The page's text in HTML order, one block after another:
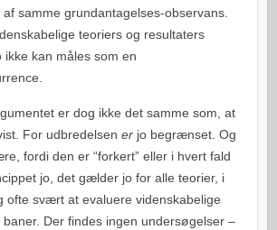
samme grundantagelses-observans.
teoriers og resultaters
kan måles som en
er dog ikke det samme som, at
For udbredelsen erjo begrænset. Og
fordi den er “forkert” eller i hvert fald
jo, det gælder jo for alle teorier, i
ofte svært at evaluere videnskabelige
Der findes ingen undersøgelser –